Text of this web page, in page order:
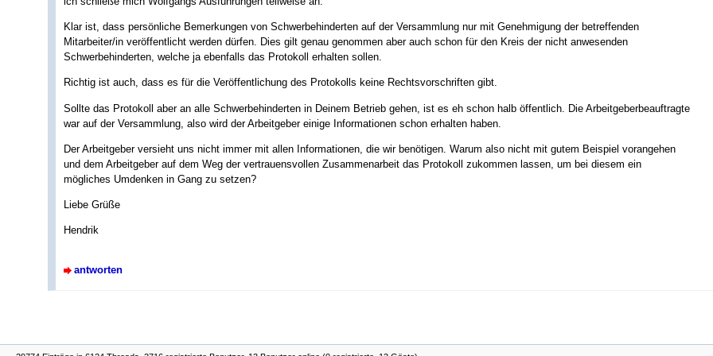
Klar ist, dass persönliche Bemerkungen von Schwerbehinderten auf der Versammlung nur mit Genehmigung der betreffenden
Mitarbeiter/in veröffentlicht werden dürfen. Dies gilt genau genommen aber auch schon für den Kreis der nicht anwesenden
Schwerbehinderten, welche ja ebenfalls das Protokoll erhalten sollen.
Richtig ist auch, dass es für die Veröffentlichung des Protokolls keine Rechtsvorschriften gibt.
Sollte das Protokoll aber an alle Schwerbehinderten in Deinem Betrieb gehen, ist es eh schon halb öffentlich. Die Arbeitgeberbeauftragte
war auf der Versammlung, also wird der Arbeitgeber einige Informationen schon erhalten haben.
Der Arbeitgeber versieht uns nicht immer mit allen Informationen, die wir benötigen. Warum also nicht mit gutem Beispiel vorangehen
und dem Arbeitgeber auf dem Weg der vertrauensvollen Zusammenarbeit das Protokoll zukommen lassen, um bei diesem ein
mögliches Umdenken in Gang zu setzen?
Liebe Grüße
Hendrik
antworten